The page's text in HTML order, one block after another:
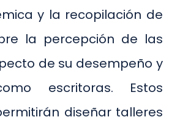
y la recopilación de
la percepción de las
de su desempeño y
escritoras. Estos
diseñar talleres